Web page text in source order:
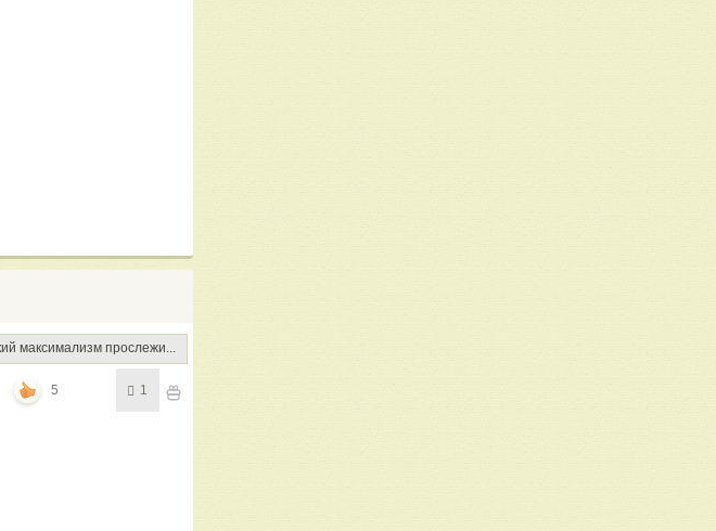
максимализм прослежи...
5 1